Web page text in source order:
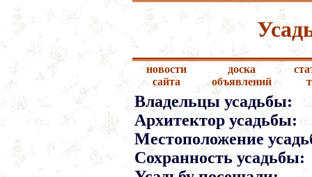
новости
сайта
доска
объявлений
Владельцы усадьбы:
Архитектор усадьбы:
Местоположение
Сохранность усадьбы: